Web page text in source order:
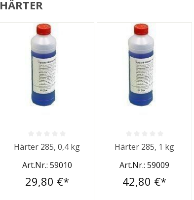
HÄRTER
Durchschnittliche Bewertung von 0 von 5 Sternen
Härter 285, 0,4 kg
Art.Nr.: 59010
29,80 €*
Durchschnittliche
Härter 285, 1 kg
Art.Nr.: 59009
42,80 €*